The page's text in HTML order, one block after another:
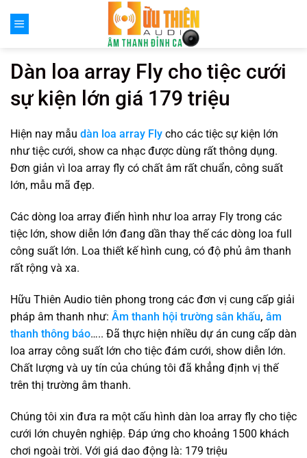
đến
Dàn loa array Fly cho tiệc cưới
sự kiện lớn giá 179 triệu
Hiện nay mẫu dàn loa array Fly cho các tiệc sự kiện lớn
như tiệc cưới, show ca nhạc được dùng rất thông dụng.
Đơn giản vì loa array fly có chất âm rất chuẩn, công suất
lớn, mẫu mã đẹp.
Các dòng loa array điển hình như loa array Fly trong các
tiệc lớn, show diễn lớn đang dần thay thế các dòng loa full
công suất lớn. Loa thiết kế hình cung, có độ phủ âm thanh
rất rộng và xa.
Hữu Thiên Audio tiên phong trong các đơn vị cung cấp giải
pháp âm thanh như: Âm thanh hội trường sân khấu, âm
thanh thông báo….. Đã thực hiện nhiều dự án cung cấp dàn
loa array công suất lớn cho tiệc đám cưới, show diễn lớn.
Chất lượng và uy tín của chúng tôi đã khẳng định vị thế
trên thị trường âm thanh.
Chúng tôi xin đưa ra một cấu hình dàn loa array fly cho tiệc
cưới lớn chuyên nghiệp. Đáp ứng cho khoảng 1500 khách
chơi ngoài trời. Với giá dao động là: 179 triệu